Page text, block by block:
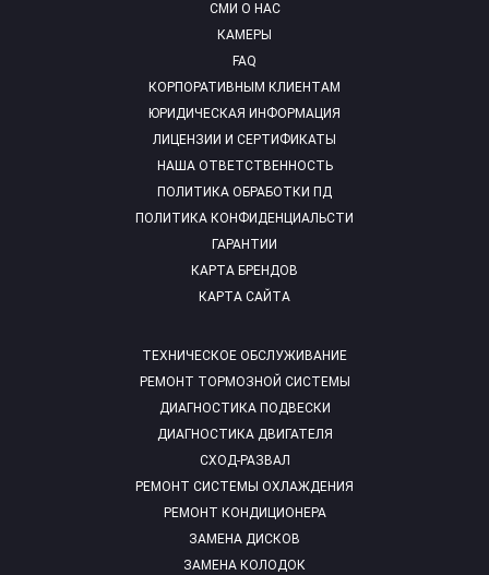
СМИ О НАС
КАМЕРЫ
FAQ
ТЕХНИЧЕСКОЕ ОБСЛУЖИВАНИЕ
РЕМОНТ ТОРМОЗНОЙ СИСТЕМЫ
ДИАГНОСТИКА ПОДВЕСКИ
ДИАГНОСТИКА ДВИГАТЕЛЯ
СХОД-РАЗВАЛ
РЕМОНТ СИСТЕМЫ ОХЛАЖДЕНИЯ
РЕМОНТ КОНДИЦИОНЕРА
ЗАМЕНА ДИСКОВ
ЗАМЕНА КОЛОДОК
КОРПОРАТИВНЫМ КЛИЕНТАМ
ЮРИДИЧЕСКАЯ ИНФОРМАЦИЯ
ЛИЦЕНЗИИ И СЕРТИФИКАТЫ
НАША ОТВЕТСТВЕННОСТЬ
ПОЛИТИКА ОБРАБОТКИ ПД
ПОЛИТИКА КОНФИДЕНЦИАЛЬСТИ
ГАРАНТИИ
КАРТА БРЕНДОВ
КАРТА САЙТА